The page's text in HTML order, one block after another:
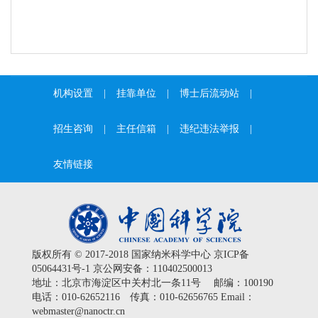
机构设置 挂靠单位 博士后流动站
招生咨询 主任信箱 违纪违法举报
友情链接
版权所有 © 2017-2018 国家纳米科学中心 京ICP备
05064431号-1 京公网安备：110402500013
地址：北京市海淀区中关村北一条11号 邮编：100190
电话：010-62652116 传真：010-62656765 Email：
webmaster@nanoctr.cn